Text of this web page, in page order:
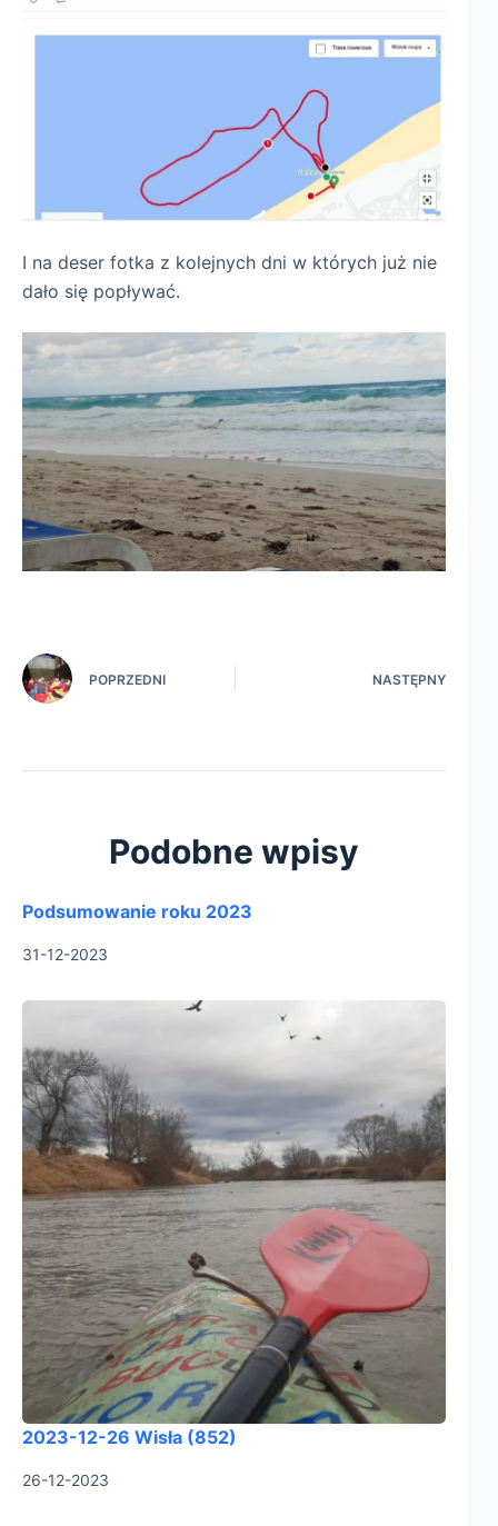
I na deser fotka z kolejnych dni w których już nie
dało się popływać.
POPRZEDNI NASTĘPNY
Podobne wpisy
Podsumowanie roku 2023
31-12-2023
2023-12-26 Wisła (852)
26-12-2023